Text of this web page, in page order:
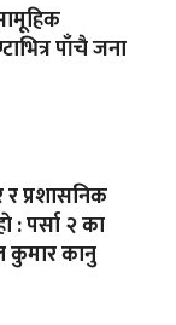
पाँचै जना
र प्रशासनिक
: पर्सा २ का
कुमार कानु